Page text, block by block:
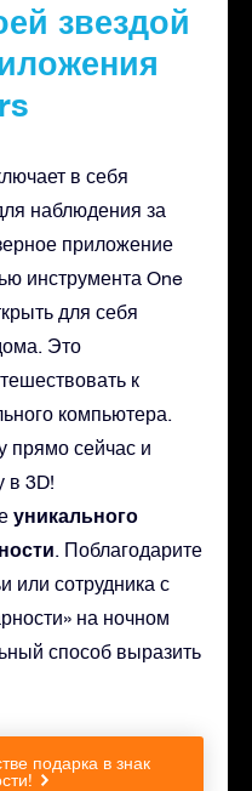
звездой
в себя
наблюдения за
приложение
инструмента One
для себя
Это
к
компьютера.
прямо сейчас и
в 3D!
уникального
. Поблагодарите
или сотрудника с
на ночном
способ выразить
подарка в знак